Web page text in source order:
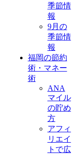
季節情
報
9月の
季節情
報
福岡の節約
術・マネー
術
ANA
マイル
の貯め
方
アフィ
リエイ
トで広